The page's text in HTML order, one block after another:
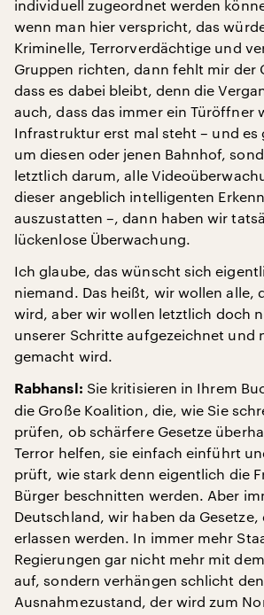
individuell zugeordnet werden
wenn man hier verspricht, das
Kriminelle, Terrorverdächtige und
Gruppen richten, dann fehlt mir der
dass es dabei bleibt, denn die
auch, dass das immer ein Türöffner
Infrastruktur erst mal steht – und es
um diesen oder jenen Bahnhof,
letztlich darum, alle
dieser angeblich intelligenten
auszustatten –, dann haben wir
lückenlose Überwachung.
Ich glaube, das wünscht sich
niemand. Das heißt, wir wollen alle,
wird, aber wir wollen letztlich doch
unserer Schritte aufgezeichnet und
gemacht wird.
Rabhansl: Sie kritisieren in Ihrem
die Große Koalition, die, wie Sie
prüfen, ob schärfere Gesetze
Terror helfen, sie einfach einführt
prüft, wie stark denn eigentlich die
Bürger beschnitten werden. Aber
Deutschland, wir haben da Gesetze,
erlassen werden. In immer mehr
Regierungen gar nicht mehr mit
auf, sondern verhängen schlicht den
Ausnahmezustand, der wird zum